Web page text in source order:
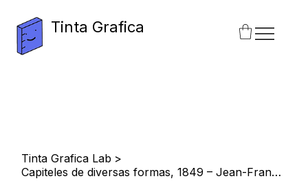
Tinta Grafica
Tinta Grafica Lab >
Capiteles de diversas formas, 1849 – Jean-François Champollion